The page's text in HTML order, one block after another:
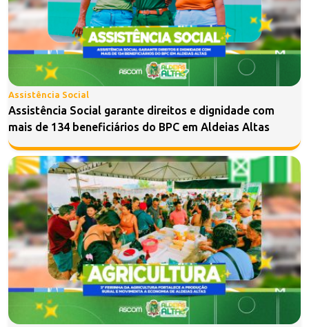
Assistência Social
Assistência Social garante direitos e dignidade com
mais de 134 beneficiários do BPC em Aldeias Altas